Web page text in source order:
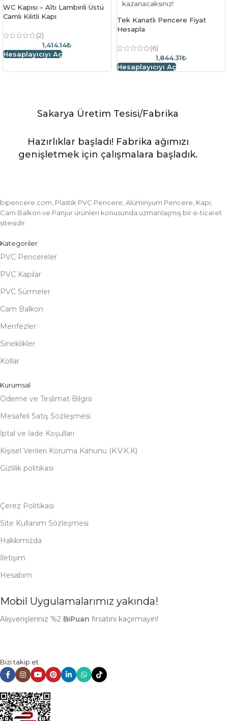
WC Kapısı – Altı Lambirili Üstü
Camlı Kilitli Kapı
(2)
1,414.14₺
Hesaplayıcıyı Aç
kazanacaksınız!
Tek Kanatlı Pencere Fiyat
Hesapla
(6)
1,844.31₺
Hesaplayıcıyı Aç
Sakarya Üretim Tesisi/Fabrika
Hazırlıklar başladı! Fabrika ağımızı
genişletmek için çalışmalara başladık.
bipencere.com, Plastik PVC Pencere, Alüminyum Pencere, Kapı,
Cam Balkon ve Panjur ürünleri konusunda uzmanlaşmış bir e-ticaret
sitesidir.
Kategoriler
PVC Pencereler
PVC Kapılar
PVC Sürmeler
Cam Balkon
Menfezler
Sineklikler
Kollar
Kurumsal
Ödeme ve Teslimat Bilgisi
Mesafeli Satış Sözleşmesi
İptal ve İade Koşulları
Kişisel Verileri Koruma Kanunu (K.V.K.K)
Gizlilik politikası
Çerez Politikası
Site Kullanım Sözleşmesi
Hakkımızda
İletişim
Hesabım
Mobil Uygulamalarımız yakında!
Alışverişleriniz %2 BiPuan fırsatını kaçırmayın!
Bizi takip et